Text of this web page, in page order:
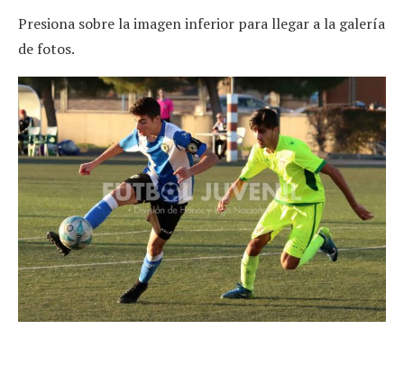
Presiona sobre la imagen inferior para llegar a la galería
de fotos.